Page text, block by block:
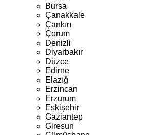
Bursa
Çanakkale
Çankırı
Çorum
Denizli
Diyarbakır
Düzce
Edirne
Elazığ
Erzincan
Erzurum
Eskişehir
Gaziantep
Giresun